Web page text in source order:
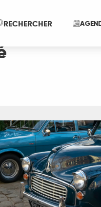
RECHERCHERRecherche